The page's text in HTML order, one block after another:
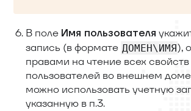
В поле Имя пользователя
запись (в формате ДОМЕН\ИМЯ),
правами на чтение всех свойств
пользователей во внешнем
можно использовать учетную
указанную в п.3.